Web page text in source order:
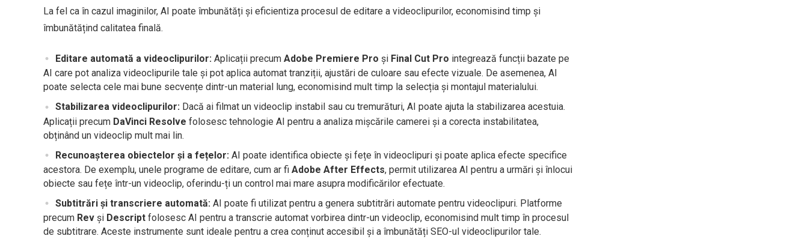
La fel ca în cazul imaginilor, AI poate îmbunătăți și eficientiza procesul de editare a videoclipurilor, economisind timp și
îmbunătățind calitatea finală.
Editare automată a videoclipurilor: Aplicații precum Adobe Premiere Pro și Final Cut Pro integrează funcții bazate pe
AI care pot analiza videoclipurile tale și pot aplica automat tranziții, ajustări de culoare sau efecte vizuale. De asemenea, AI
poate selecta cele mai bune secvențe dintr-un material lung, economisind mult timp la selecția și montajul materialului.
Stabilizarea videoclipurilor: Dacă ai filmat un videoclip instabil sau cu tremurături, AI poate ajuta la stabilizarea acestuia.
Aplicații precum DaVinci Resolve folosesc tehnologie AI pentru a analiza mișcările camerei și a corecta instabilitatea,
obținând un videoclip mult mai lin.
Recunoașterea obiectelor și a fețelor: AI poate identifica obiecte și fețe în videoclipuri și poate aplica efecte specifice
acestora. De exemplu, unele programe de editare, cum ar fi Adobe After Effects, permit utilizarea AI pentru a urmări și înlocui
obiecte sau fețe într-un videoclip, oferindu-ți un control mai mare asupra modificărilor efectuate.
Subtitrări și transcriere automată: AI poate fi utilizat pentru a genera subtitrări automate pentru videoclipuri. Platforme
precum Rev și Descript folosesc AI pentru a transcrie automat vorbirea dintr-un videoclip, economisind mult timp în procesul
de subtitrare. Aceste instrumente sunt ideale pentru a crea conținut accesibil și a îmbunătăți SEO-ul videoclipurilor tale.